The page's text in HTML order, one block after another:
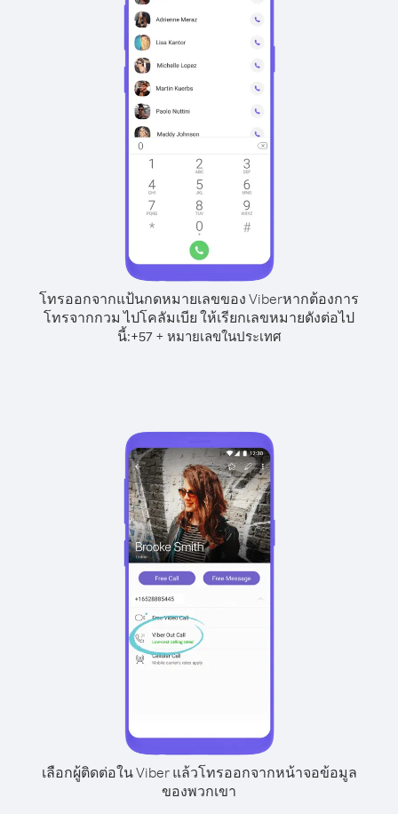
โทรออกจากแป้นกดหมายเลขของ Viberหากต้องการ
โทรจากกวม ไปโคลัมเบีย ให้เรียกเลขหมายดังต่อไป
นี้:+57+ หมายเลขในประเทศ
เลือกผู้ติดต่อใน Viber แล้วโทรออกจากหน้าจอข้อมูล
ของพวกเขา